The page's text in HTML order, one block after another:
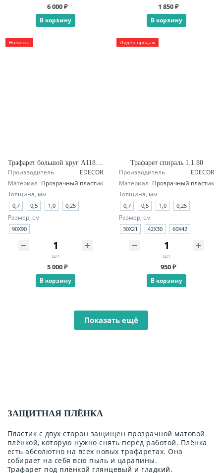
6 000 ₽
В корзину
1 850 ₽
В корзину
Новинка
Трафарет большой круг А118 четверть
Производитель
EDECOR
Материал Прозрачный пластик
Толщина, мм
0,7 0,5 1,0 0,25
Размер, см
90X90
шт
5 000 ₽
В корзину
Лидер продаж
Трафарет спираль 1.1.80
Производитель
EDECOR
Материал Прозрачный пластик
Толщина, мм
0,7 0,5 1,0 0,25
Размер, см
30X21 42X30 60X42
шт
950 ₽
В корзину
Показать ещё
ЗАЩИТНАЯ ПЛЁНКА
Пластик с двух сторон защищен прозрачной матовой
плёнкой, которую нужно снять перед работой. Плёнка
есть абсолютно на всех новых трафаретах. Она
собирает на себя всю пыль и царапины.
Трафарет под плёнкой глянцевый и гладкий.